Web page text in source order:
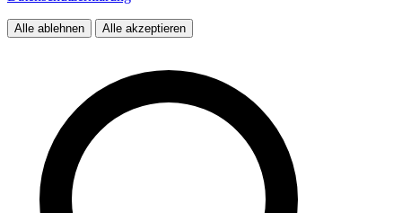
Alle ablehnen Alle akzeptieren